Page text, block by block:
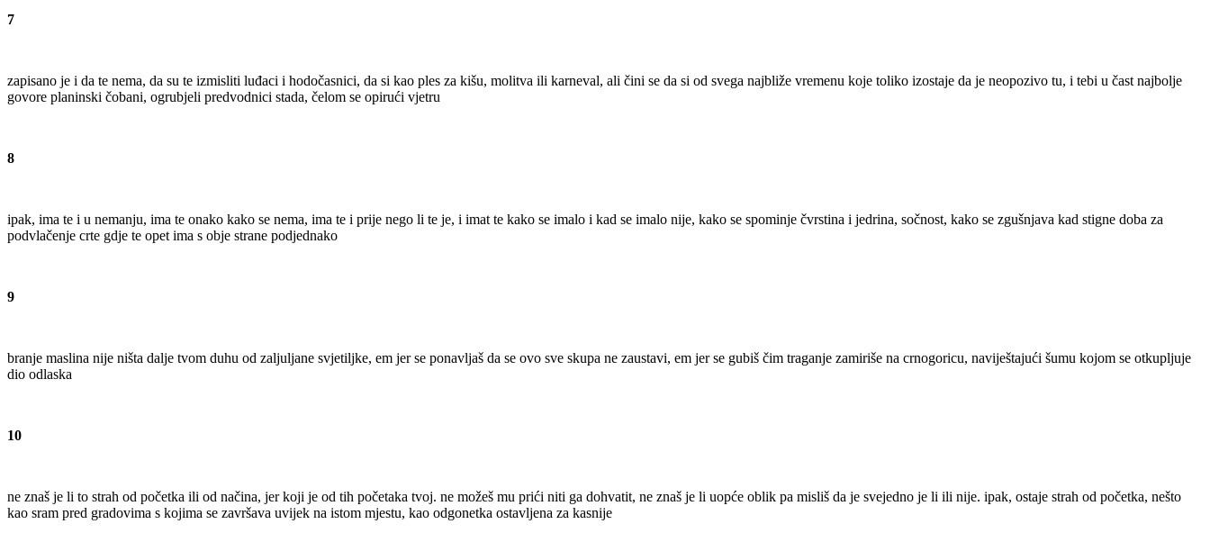
7
zapisano je i da te nema, da su te izmisliti luđaci i hodočasnici, da si kao ples za kišu, molitva ili karneval, ali čini se da si od svega najbliže vremenu koje toliko izostaje da je neopozivo tu, i tebi u čast najbolje
govore planinski čobani, ogrubjeli predvodnici stada, čelom se opirući vjetru
8
ipak, ima te i u nemanju, ima te onako kako se nema, ima te i prije nego li te je, i imat te kako se imalo i kad se imalo nije, kako se spominje čvrstina i jedrina, sočnost, kako se zgušnjava kad stigne doba za
podvlačenje crte gdje te opet ima s obje strane podjednako
9
branje maslina nije ništa dalje tvom duhu od zaljuljane svjetiljke, em jer se ponavljaš da se ovo sve skupa ne zaustavi, em jer se gubiš čim traganje zamiriše na crnogoricu, naviještajući šumu kojom se otkupljuje
dio odlaska
10
ne znaš je li to strah od početka ili od načina, jer koji je od tih početaka tvoj. ne možeš mu prići niti ga dohvatit, ne znaš je li uopće oblik pa misliš da je svejedno je li ili nije. ipak, ostaje strah od početka, nešto
kao sram pred gradovima s kojima se završava uvijek na istom mjestu, kao odgonetka ostavljena za kasnije